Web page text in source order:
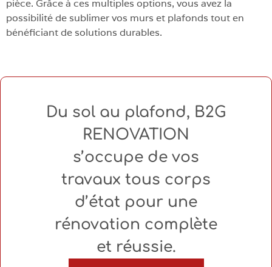
pièce. Grâce à ces multiples options, vous avez la
possibilité de sublimer vos murs et plafonds tout en
bénéficiant de solutions durables.
Du sol au plafond, B2G
RENOVATION
s’occupe de vos
travaux tous corps
d’état pour une
rénovation complète
et réussie.